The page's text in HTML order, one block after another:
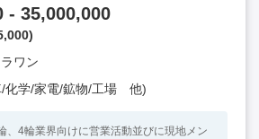
- 35,000,000
ワン
/化学/家電/鉱物/工場 他)
、4輪業界向けに営業活動並びに現地メン